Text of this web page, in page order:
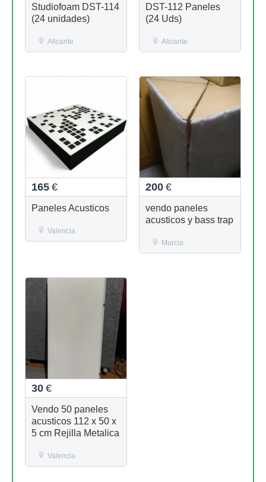
Studiofoam DST-114
(24 unidades)
Alicante
DST-112 Paneles
(24 Uds)
Alicante
165 €
Paneles Acusticos
Valencia
200 €
vendo paneles
acusticos y bass trap
Murcia
30 €
Vendo 50 paneles
acusticos 112 x 50 x
5 cm Rejilla Metalica
Valencia